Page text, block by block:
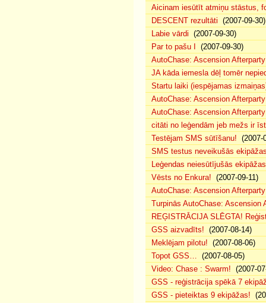
Aicinam iesūtīt atmiņu stāstus,
DESCENT rezultāti (2007-09-30)
Labie vārdi (2007-09-30)
Par to pašu I
(2007-09-30)
AutoChase: Ascension
JA kāda iemesla dēļ tomēr
Startu laiki (iespējamas
AutoChase: Ascension
AutoChase: Ascension
citāti no leģendām jeb mežs ir
Testējam SMS sūtīšanu! (2007-
SMS testus neveikušās
Leģendas neiesūtījušās ekipāžas
Vēsts no Enkura! (2007-09-11)
AutoChase: Ascension
Turpinās AutoChase: Ascension
REĢISTRĀCIJA SLĒGTA!
GSS aizvadīts! (2007-08-14)
Meklējam pilotu! (2007-08-06)
Topot GSS… (2007-08-05)
Video: Chase : Swarm! (2007-
GSS - reģistrācija spēkā 7
GSS - pieteiktas 9 ekipāžas!